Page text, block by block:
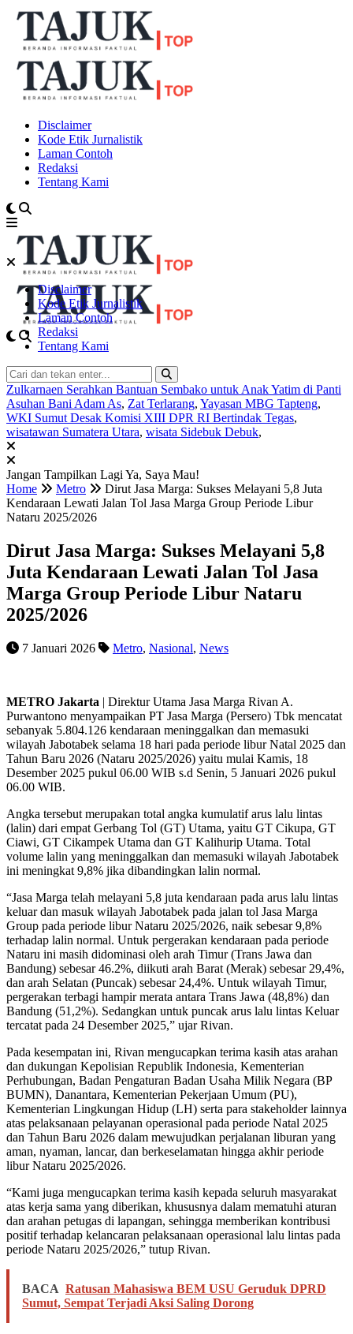
Disclaimer
Kode Etik Jurnalistik
Laman Contoh
Redaksi
Tentang Kami
Disclaimer
Kode Etik Jurnalistik
Laman Contoh
Redaksi
Tentang Kami
Zulkarnaen Serahkan Bantuan Sembako untuk Anak Yatim di Panti
Asuhan Bani Adam As, Zat Terlarang, Yayasan MBG Tapteng,
WKI Sumut Desak Komisi XIII DPR RI Bertindak Tegas,
wisatawan Sumatera Utara, wisata Sidebuk Debuk,
Jangan Tampilkan Lagi Ya, Saya Mau!
Home
Metro
Dirut Jasa Marga: Sukses Melayani 5,8 Juta
Kendaraan Lewati Jalan Tol Jasa Marga Group Periode Libur
Nataru 2025/2026
Dirut Jasa Marga: Sukses Melayani 5,8
Juta Kendaraan Lewati Jalan Tol Jasa
Marga Group Periode Libur Nataru
2025/2026
7 Januari 2026 Metro, Nasional, News
METRO Jakarta | Direktur Utama Jasa Marga Rivan A.
Purwantono menyampaikan PT Jasa Marga (Persero) Tbk mencatat
sebanyak 5.804.126 kendaraan meninggalkan dan memasuki
wilayah Jabotabek selama 18 hari pada periode libur Natal 2025 dan
Tahun Baru 2026 (Nataru 2025/2026) yaitu mulai Kamis, 18
Desember 2025 pukul 06.00 WIB s.d Senin, 5 Januari 2026 pukul
06.00 WIB.
Angka tersebut merupakan total angka kumulatif arus lalu lintas
(lalin) dari empat Gerbang Tol (GT) Utama, yaitu GT Cikupa, GT
Ciawi, GT Cikampek Utama dan GT Kalihurip Utama. Total
volume lalin yang meninggalkan dan memasuki wilayah Jabotabek
ini meningkat 9,8% jika dibandingkan lalin normal.
“Jasa Marga telah melayani 5,8 juta kendaraan pada arus lalu lintas
keluar dan masuk wilayah Jabotabek pada jalan tol Jasa Marga
Group pada periode libur Nataru 2025/2026, naik sebesar 9,8%
terhadap lalin normal. Untuk pergerakan kendaraan pada periode
Nataru ini masih didominasi oleh arah Timur (Trans Jawa dan
Bandung) sebesar 46.2%, diikuti arah Barat (Merak) sebesar 29,4%,
dan arah Selatan (Puncak) sebesar 24,4%. Untuk wilayah Timur,
pergerakan terbagi hampir merata antara Trans Jawa (48,8%) dan
Bandung (51,2%). Sedangkan untuk puncak arus lalu lintas Keluar
tercatat pada 24 Desember 2025,” ujar Rivan.
Pada kesempatan ini, Rivan mengucapkan terima kasih atas arahan
dan dukungan Kepolisian Republik Indonesia, Kementerian
Perhubungan, Badan Pengaturan Badan Usaha Milik Negara (BP
BUMN), Danantara, Kementerian Pekerjaan Umum (PU),
Kementerian Lingkungan Hidup (LH) serta para stakeholder lainnya
atas pelaksanaan pelayanan operasional pada periode Natal 2025
dan Tahun Baru 2026 dalam mewujudkan perjalanan liburan yang
aman, nyaman, lancar, dan berkeselamatan hingga akhir periode
libur Nataru 2025/2026.
“Kami juga mengucapkan terima kasih kepada seluruh masyarakat
atas kerja sama yang diberikan, khususnya dalam mematuhi aturan
dan arahan petugas di lapangan, sehingga memberikan kontribusi
positif terhadap kelancaran pelaksanaan operasional lalu lintas pada
periode Nataru 2025/2026,” tutup Rivan.
BACA Ratusan Mahasiswa BEM USU Geruduk DPRD
Sumut, Sempat Terjadi Aksi Saling Dorong